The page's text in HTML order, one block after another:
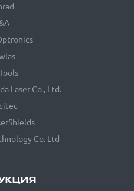
Laser Co., Ltd.
Co. Ltd